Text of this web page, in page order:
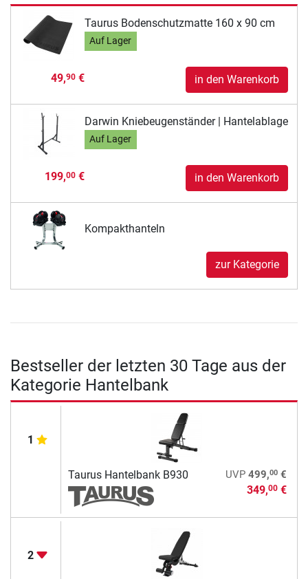
Taurus Bodenschutzmatte 160 x 90 cm
Auf Lager
49,90€ in den Warenkorb
Darwin Kniebeugenständer | Hantelablage
Auf Lager
199,00€ in den Warenkorb
Kompakthanteln
zur Kategorie
Bestseller der letzten 30 Tage aus der
Kategorie Hantelbank
1
Taurus Hantelbank B930 UVP 499,00€
349,00€
2